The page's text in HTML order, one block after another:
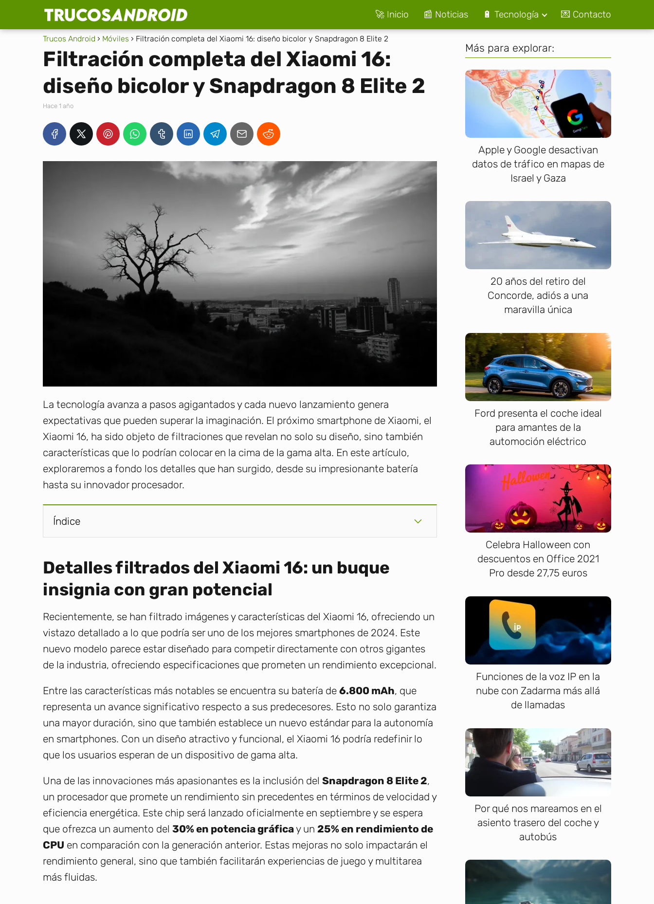
🚀 Inicio 📰 Noticias 🔋 Tecnología 💌 Contacto
Trucos Android Móviles Filtración completa del Xiaomi 16: diseño bicolor y Snapdragon 8 Elite 2
Filtración completa del Xiaomi 16:
diseño bicolor y Snapdragon 8 Elite 2
hace 1 año
La tecnología avanza a pasos agigantados y cada nuevo lanzamiento genera
expectativas que pueden superar la imaginación. El próximo smartphone de Xiaomi, el
Xiaomi 16, ha sido objeto de filtraciones que revelan no solo su diseño, sino también
características que lo podrían colocar en la cima de la gama alta. En este artículo,
exploraremos a fondo los detalles que han surgido, desde su impresionante batería
hasta su innovador procesador.
Índice
Detalles filtrados del Xiaomi 16: un buque
insignia con gran potencial
Recientemente, se han filtrado imágenes y características del Xiaomi 16, ofreciendo un
vistazo detallado a lo que podría ser uno de los mejores smartphones de 2024. Este
nuevo modelo parece estar diseñado para competir directamente con otros gigantes
de la industria, ofreciendo especificaciones que prometen un rendimiento excepcional.
Entre las características más notables se encuentra su batería de 6.800 mAh, que
representa un avance significativo respecto a sus predecesores. Esto no solo garantiza
una mayor duración, sino que también establece un nuevo estándar para la autonomía
en smartphones. Con un diseño atractivo y funcional, el Xiaomi 16 podría redefinir lo
que los usuarios esperan de un dispositivo de gama alta.
Una de las innovaciones más apasionantes es la inclusión del Snapdragon 8 Elite 2,
un procesador que promete un rendimiento sin precedentes en términos de velocidad y
eficiencia energética. Este chip será lanzado oficialmente en septiembre y se espera
que ofrezca un aumento del 30% en potencia gráficay un 25% en rendimiento de
CPU en comparación con la generación anterior. Estas mejoras no solo impactarán el
rendimiento general, sino que también facilitarán experiencias de juego y multitarea
más fluidas.
Más para explorar:
Apple y Google desactivan
datos de tráfico en mapas de
Israel y Gaza
20 años del retiro del
Concorde, adiós a una
maravilla única
Ford presenta el coche ideal
para amantes de la
automoción eléctrico
Celebra Halloween con
descuentos en Office 2021
Pro desde 27,75 euros
Funciones de la voz IP en la
nube con Zadarma más allá
de llamadas
Por qué nos mareamos en el
asiento trasero del coche y
autobús